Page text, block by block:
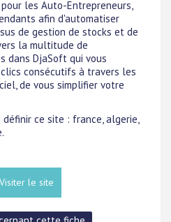
les Auto-Entrepreneurs,
afin d'automatiser
de gestion de stocks et de
la multitude de
dans DjaSoft qui vous
consécutifs à travers les
de vous simplifier votre
définir ce site : france, algerie,
Visiter le site